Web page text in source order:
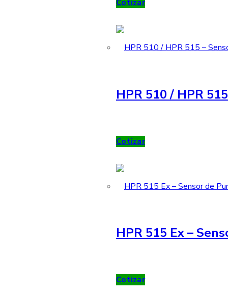
Cotizar
HPR 510 / HPR
Cotizar
HPR 515 Ex –
Cotizar